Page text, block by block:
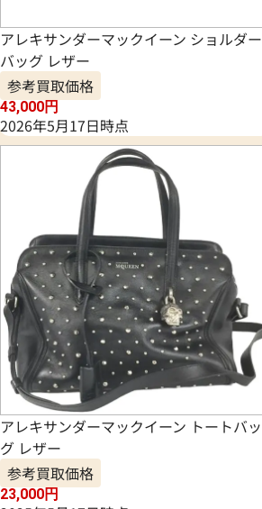
アレキサンダーマックイーン ショルダー
バッグ レザー
参考買取価格
43,000円
2026年5月17日時点
アレキサンダーマックイーン トートバッ
グ レザー
参考買取価格
23,000円